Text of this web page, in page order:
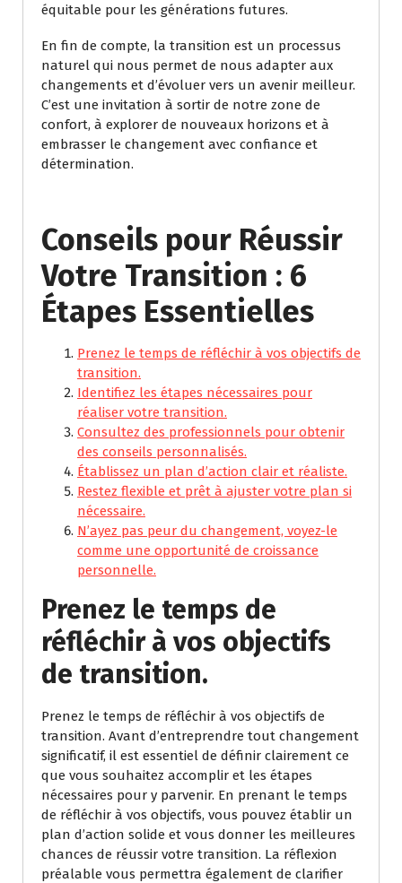
équitable pour les générations futures.
En fin de compte, la transition est un processus
naturel qui nous permet de nous adapter aux
changements et d’évoluer vers un avenir meilleur.
C’est une invitation à sortir de notre zone de
confort, à explorer de nouveaux horizons et à
embrasser le changement avec confiance et
détermination.
Conseils pour Réussir
Votre Transition : 6
Étapes Essentielles
Prenez le temps de réfléchir à vos objectifs de
transition.
Identifiez les étapes nécessaires pour
réaliser votre transition.
Consultez des professionnels pour obtenir
des conseils personnalisés.
Établissez un plan d’action clair et réaliste.
Restez flexible et prêt à ajuster votre plan si
nécessaire.
N’ayez pas peur du changement, voyez-le
comme une opportunité de croissance
personnelle.
Prenez le temps de
réfléchir à vos objectifs
de transition.
Prenez le temps de réfléchir à vos objectifs de
transition. Avant d’entreprendre tout changement
significatif, il est essentiel de définir clairement ce
que vous souhaitez accomplir et les étapes
nécessaires pour y parvenir. En prenant le temps
de réfléchir à vos objectifs, vous pouvez établir un
plan d’action solide et vous donner les meilleures
chances de réussir votre transition. La réflexion
préalable vous permettra également de clarifier